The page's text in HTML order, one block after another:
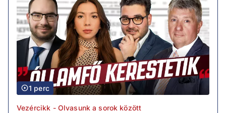
1 perc
Vezércikk - Olvasunk a sorok között